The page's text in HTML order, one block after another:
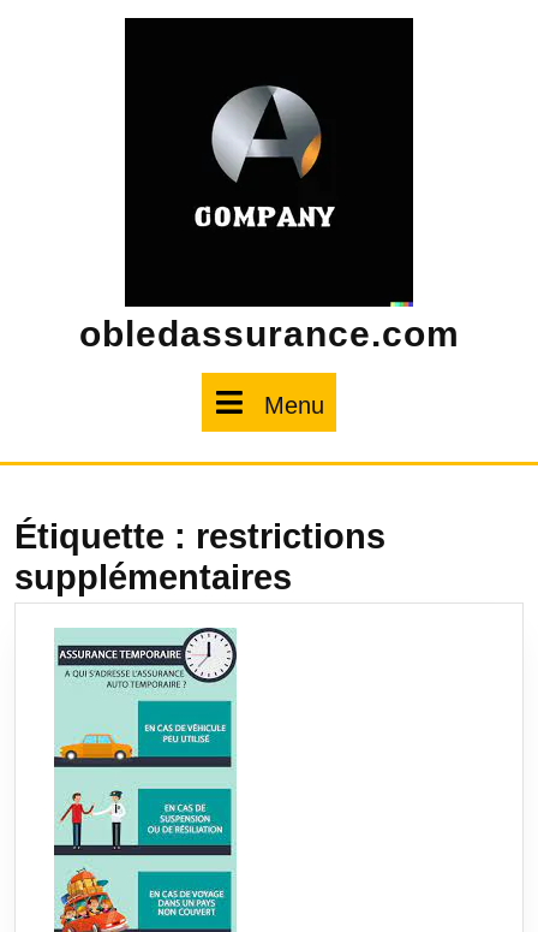
obledassurance.com
Menu
Étiquette : restrictions
supplémentaires